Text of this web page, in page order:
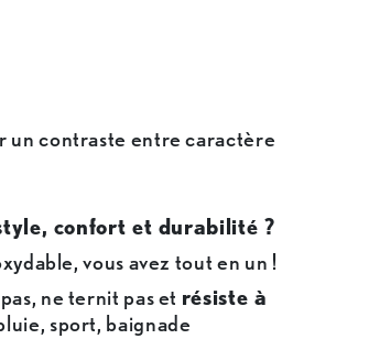
un contraste entre caractère
confort et durabilité ?
vous avez tout en un !
ne ternit pas et résiste à
sport, baignade